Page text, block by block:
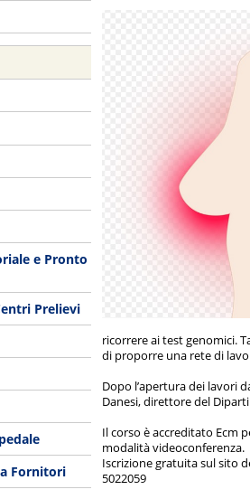
ricorrere ai test genomici.
di proporre una rete di
Dopo l’apertura dei lavori
Danesi, direttore del
Il corso è accreditato Ecm
modalità videoconferenza.
Iscrizione gratuita sul sito
5022059
e Pronto
Prelievi
Fornitori